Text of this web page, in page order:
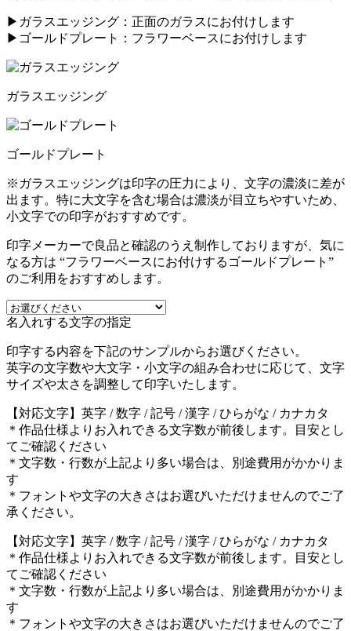
▶ガラスエッジング：正面のガラスにお付けします
▶ゴールドプレート：フラワーベースにお付けします
ガラスエッジング
ゴールドプレート
※ガラスエッジングは印字の圧力により、文字の濃淡に差が
出ます。特に大文字を含む場合は濃淡が目立ちやすいため、
小文字での印字がおすすめです。
印字メーカーで良品と確認のうえ制作しておりますが、気に
なる方は “フラワーベースにお付けするゴールドプレート”
のご利用をおすすめします。
名入れする文字の指定
印字する内容を下記のサンプルからお選びください。
英字の文字数や大文字・小文字の組み合わせに応じて、文字
サイズや太さを調整して印字いたします。
【対応文字】 英字 / 数字 / 記号 / 漢字 / ひらがな / カナカタ
＊作品仕様よりお入れできる文字数が前後します。目安とし
てご確認ください
＊文字数・行数が上記より多い場合は、別途費用がかかりま
す
＊フォントや文字の大きさはお選びいただけませんのでご了
承ください。
【対応文字】 英字 / 数字 / 記号 / 漢字 / ひらがな / カナカタ
＊作品仕様よりお入れできる文字数が前後します。目安とし
てご確認ください
＊文字数・行数が上記より多い場合は、別途費用がかかりま
す
＊フォントや文字の大きさはお選びいただけませんのでご了